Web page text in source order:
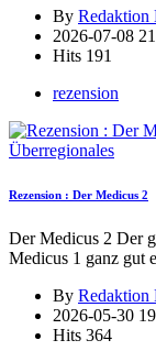
By Redaktion
2026-07-08
Hits 191
rezension
Überregionales
Rezension : Der Medicus 2
Der Medicus 2 Der
Medicus 1 ganz gut
By Redaktion
2026-05-30
Hits 364